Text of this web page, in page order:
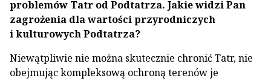
problemów Tatr od Podtatrza. Jakie widzi Pan
zagrożenia dla wartości przyrodniczych
i kulturowych Podtatrza?
Niewątpliwie nie można skutecznie chronić Tatr, nie
obejmując kompleksową ochroną terenów je